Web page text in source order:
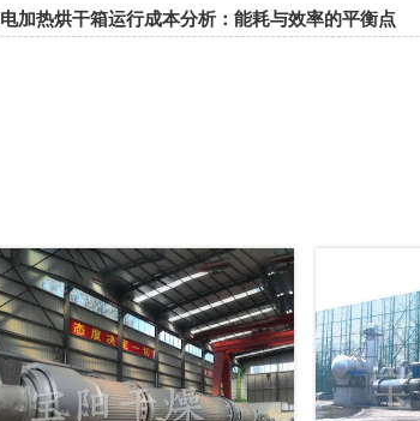
电加热烘干箱运行成本分析：能耗与效率的平衡点